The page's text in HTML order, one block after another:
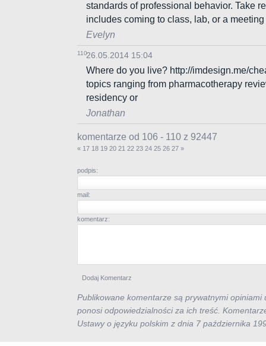
standards of professional behavior. Take
includes coming to class, lab, or a
Evelyn
11026.05.2014 15:04
Where do you live? http://imdesign.me/
topics ranging from pharmacotherapy
residency or
Jonathan
komentarze od 106 - 110 z 92447
« 17 18 19 20 21 22 23 24 25 26 27 »
podpis:
mail:
komentarz:
Publikowane komentarze są prywatnymi opiniami
ponosi odpowiedzialności za ich treść.
Ustawy o języku polskim z dnia 7 października